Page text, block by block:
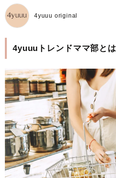
4yuuu original
4yuuuトレンドママ部とは